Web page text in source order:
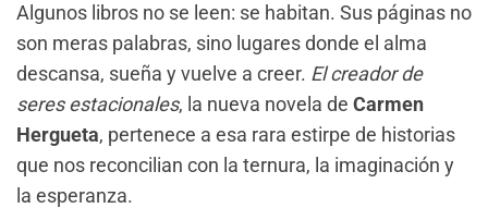
Algunos libros no se leen: se habitan. Sus páginas no
son meras palabras, sino lugares donde el alma
descansa, sueña y vuelve a creer. El creador de
seres estacionales, la nueva novela de Carmen
Hergueta, pertenece a esa rara estirpe de historias
que nos reconcilian con la ternura, la imaginación y
la esperanza.